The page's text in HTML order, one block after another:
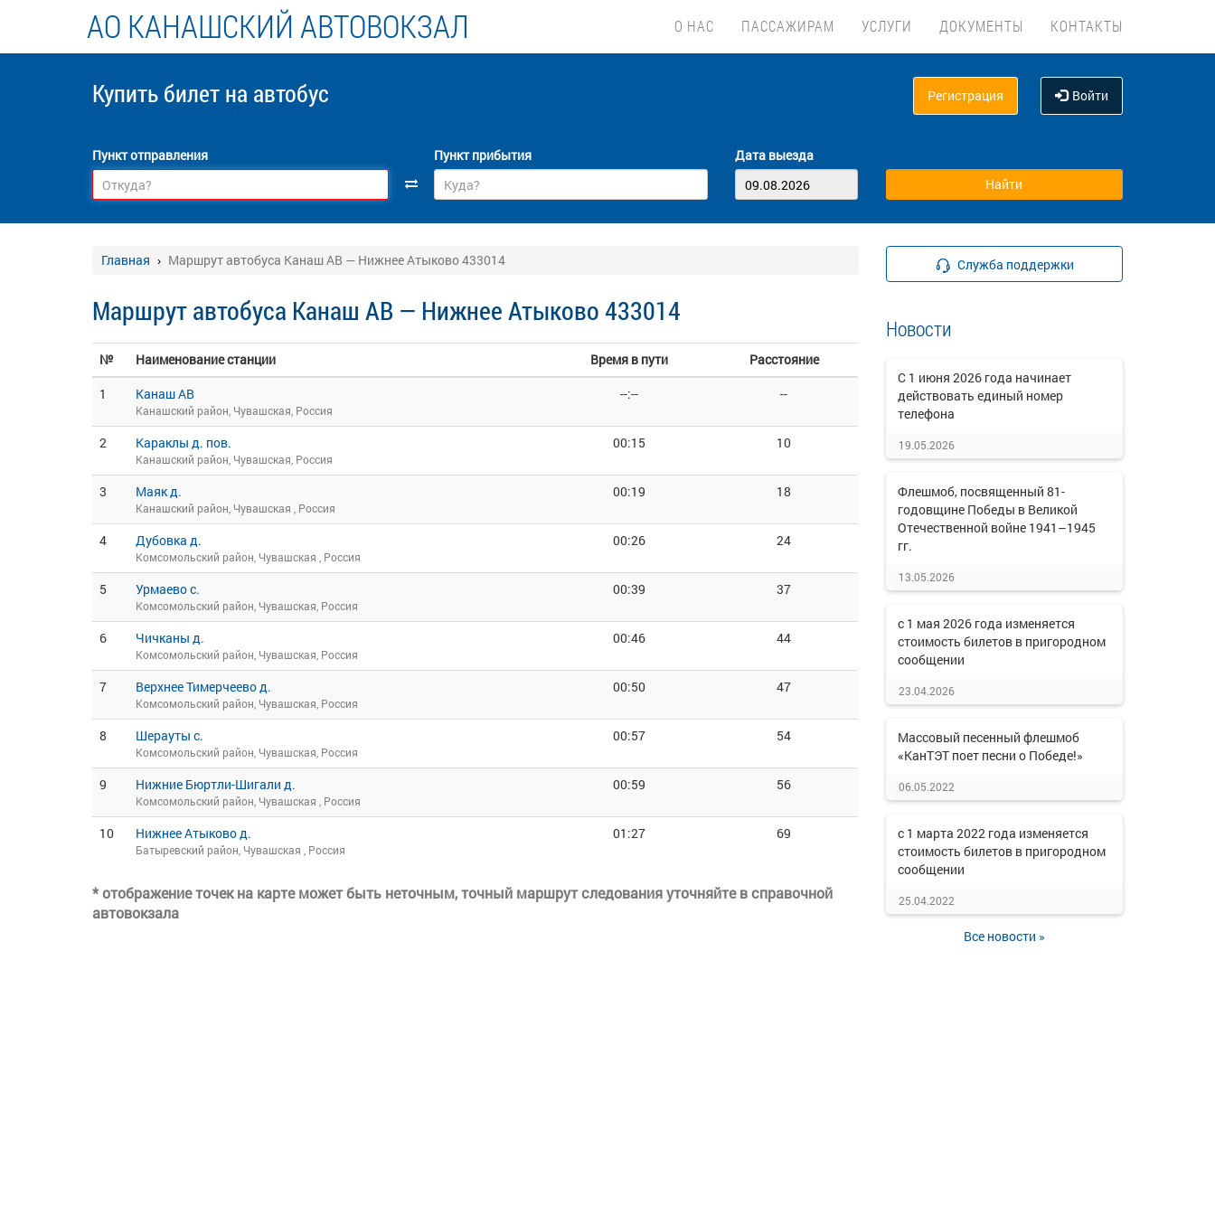
АО КАНАШСКИЙ АВТОВОКЗАЛ О НАС ПАССАЖИРАМ УСЛУГИ ДОКУМЕНТЫ КОНТАКТЫ
Купить билет на автобус Регистрация Войти
Пункт отправления Пункт прибытия Дата выезда
Главная Маршрут автобуса Канаш АВ — Нижнее Атыково 433014
Маршрут автобуса Канаш АВ — Нижнее Атыково 433014
№ Наименование станции Время в пути
Расстояние
1
Канаш АВ
Канашский район, Чувашская, Россия
--:-- --
2 Караклы д. пов.
Канашский район, Чувашская, Россия
00:15 10
3 Маяк д.
Канашский район, Чувашская , Россия
00:19 18
4 Дубовка д.
Комсомольский район, Чувашская , Россия
00:26 24
5 Урмаево с.
Комсомольский район, Чувашская, Россия
00:39 37
6 Чичканы д.
Комсомольский район, Чувашская, Россия
00:46 44
7 Верхнее Тимерчеево д.
Комсомольский район, Чувашская, Россия
00:50 47
8 Шерауты с.
Комсомольский район, Чувашская, Россия
00:57 54
9 Нижние Бюртли-Шигали д.
Комсомольский район, Чувашская , Россия
00:59 56
10 Нижнее Атыково д.
Батыревский район, Чувашская , Россия
01:27 69
* отображение точек на карте может быть неточным, точный маршрут следования уточняйте в справочной
автовокзала
Служба поддержки
Новости
C 1 июня 2026 года начинает
действовать единый номер
телефона
19.05.2026
Флешмоб, посвященный 81-
годовщине Победы в Великой
Отечественной войне 1941–1945
гг.
13.05.2026
с 1 мая 2026 года изменяется
стоимость билетов в пригородном
сообщении
23.04.2026
Массовый песенный флешмоб
«КанТЭТ поет песни о Победе!»
06.05.2022
с 1 марта 2022 года изменяется
стоимость билетов в пригородном
сообщении
25.04.2022
Все новости »